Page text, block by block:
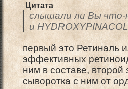
Цитата
слышали ли Вы что-
и
первый это Ретиналь
эффективных
ним в составе,
сыворотка с ним от